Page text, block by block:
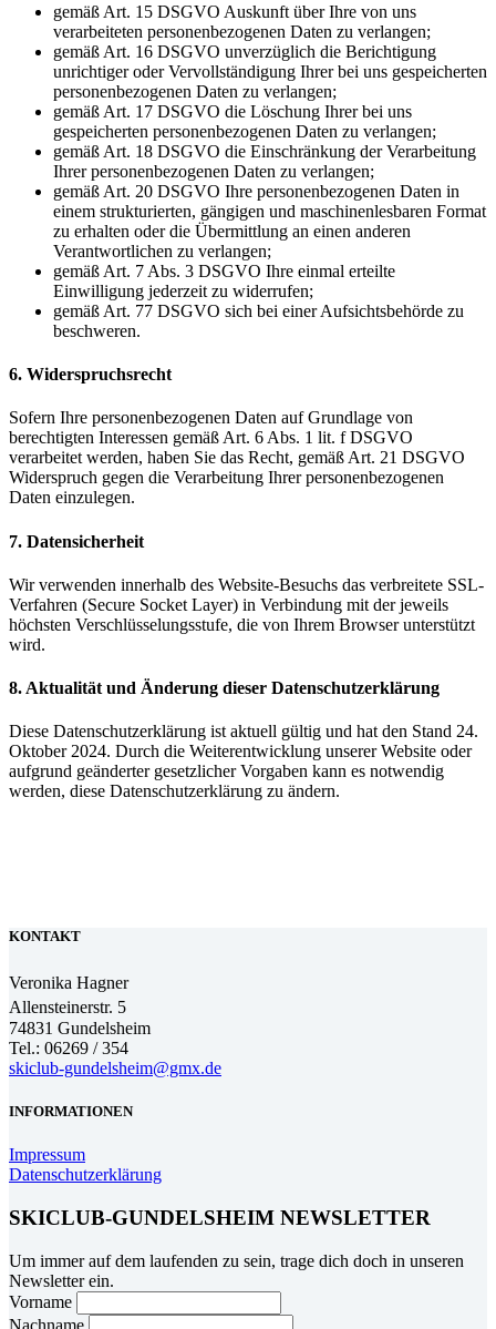
gemäß Art. 15 DSGVO Auskunft über Ihre von uns
verarbeiteten personenbezogenen Daten zu verlangen;
gemäß Art. 16 DSGVO unverzüglich die Berichtigung
unrichtiger oder Vervollständigung Ihrer bei uns gespeicherten
personenbezogenen Daten zu verlangen;
gemäß Art. 17 DSGVO die Löschung Ihrer bei uns
gespeicherten personenbezogenen Daten zu verlangen;
gemäß Art. 18 DSGVO die Einschränkung der Verarbeitung
Ihrer personenbezogenen Daten zu verlangen;
gemäß Art. 20 DSGVO Ihre personenbezogenen Daten in
einem strukturierten, gängigen und maschinenlesbaren Format
zu erhalten oder die Übermittlung an einen anderen
Verantwortlichen zu verlangen;
gemäß Art. 7 Abs. 3 DSGVO Ihre einmal erteilte
Einwilligung jederzeit zu widerrufen;
gemäß Art. 77 DSGVO sich bei einer Aufsichtsbehörde zu
beschweren.
6. Widerspruchsrecht
Sofern Ihre personenbezogenen Daten auf Grundlage von
berechtigten Interessen gemäß Art. 6 Abs. 1 lit. f DSGVO
verarbeitet werden, haben Sie das Recht, gemäß Art. 21 DSGVO
Widerspruch gegen die Verarbeitung Ihrer personenbezogenen
Daten einzulegen.
7. Datensicherheit
Wir verwenden innerhalb des Website-Besuchs das verbreitete SSL-
Verfahren (Secure Socket Layer) in Verbindung mit der jeweils
höchsten Verschlüsselungsstufe, die von Ihrem Browser unterstützt
wird.
8. Aktualität und Änderung dieser Datenschutzerklärung
Diese Datenschutzerklärung ist aktuell gültig und hat den Stand 24.
Oktober 2024. Durch die Weiterentwicklung unserer Website oder
aufgrund geänderter gesetzlicher Vorgaben kann es notwendig
werden, diese Datenschutzerklärung zu ändern.
KONTAKT
Veronika Hagner
Allensteinerstr. 5
74831 Gundelsheim
Tel.: 06269 / 354
skiclub-gundelsheim@gmx.de
INFORMATIONEN
Impressum
Datenschutzerklärung
SKICLUB-GUNDELSHEIM NEWSLETTER
Um immer auf dem laufenden zu sein, trage dich doch in unseren
Newsletter ein.
Vorname
Nachname